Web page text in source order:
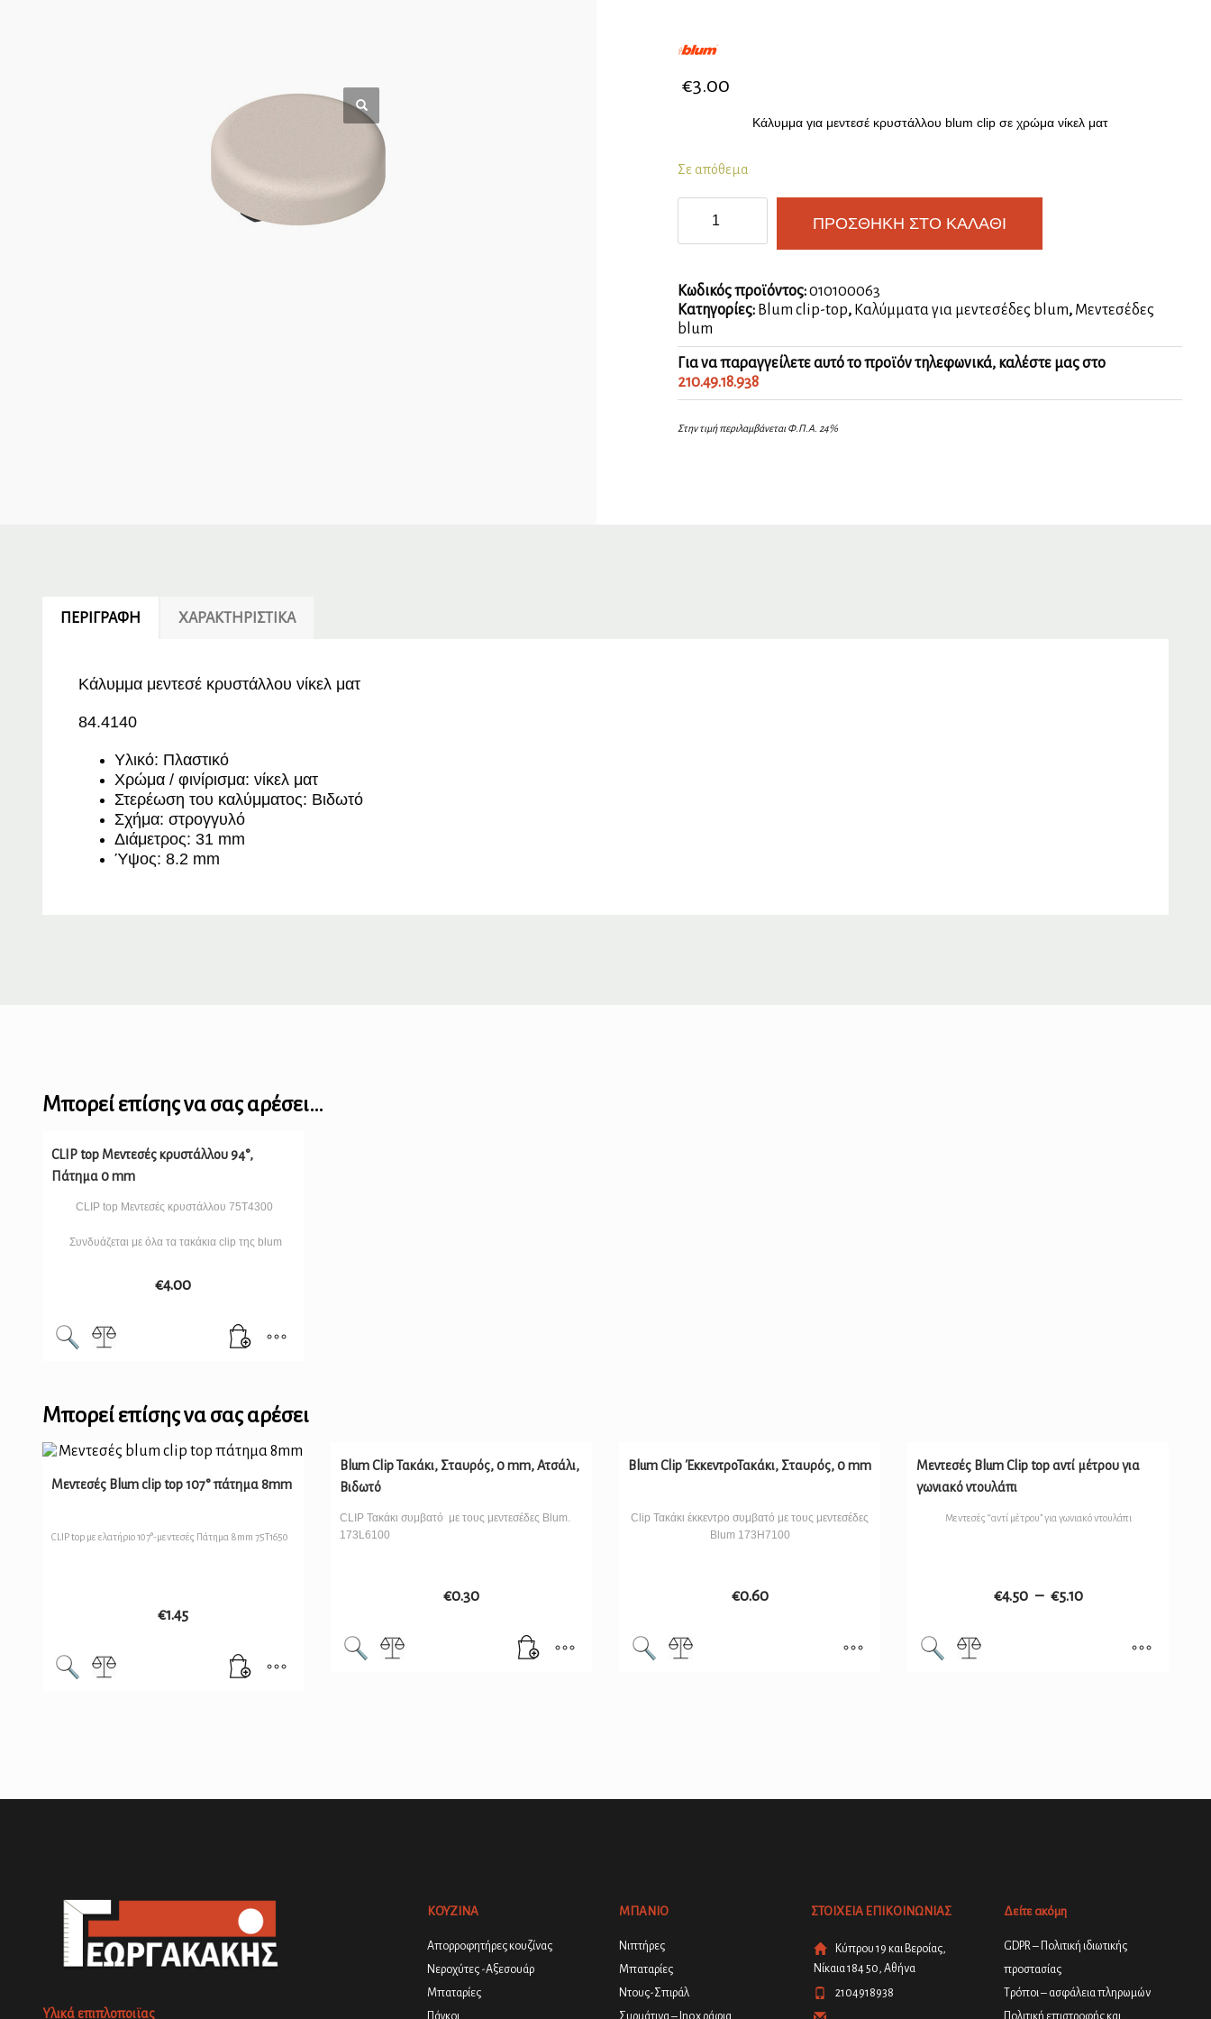
€3.00
Κάλυμμα για μεντεσέ κρυστάλλου blum clip σε χρώμα νίκελ ματ
Σε απόθεμα
μεντεσέ
κρυστάλλου
ματ
ποσότητα
ΠΡΟΣΘΉΚΗ ΣΤΟ ΚΑΛΆΘΙ
Κωδικός προϊόντος:010100063
Κατηγορίες: Blum clip-top, Καλύμματα για μεντεσέδες blum, Μεντεσέδες
blum
Για να παραγγείλετε αυτό το προϊόν τηλεφωνικά, καλέστε μας στο
210.49.18.938
Στην τιμή περιλαμβάνεται Φ.Π.Α. 24%
ΠΕΡΙΓΡΑΦΉ ΧΑΡΑΚΤΗΡΙΣΤΙΚΆ
Κάλυμμα μεντεσέ κρυστάλλου νίκελ ματ
84.4140
Υλικό: Πλαστικό
Χρώμα / φινίρισμα: νίκελ ματ
Στερέωση του καλύμματος: Βιδωτό
Σχήμα: στρογγυλό
Διάμετρος: 31 mm
Ύψος: 8.2 mm
Μπορεί επίσης να σας αρέσει…
CLIP top Μεντεσές κρυστάλλου 94°,
Πάτημα 0 mm
CLIP top Μεντεσές κρυστάλλου 75T4300
Συνδυάζεται με όλα τα τακάκια clip της blum
€4.00
Μπορεί επίσης να σας αρέσει
Μεντεσές Blum clip top 107° πάτημα 8mm
CLIP top με ελατήριο 107°-μεντεσές Πάτημα 8mm 75T1650
€1.45
Blum Clip Τακάκι, Σταυρός, 0 mm, Ατσάλι,
Βιδωτό
CLIP Τακάκι συμβατό με τους μεντεσέδες Blum.
173L6100
€0.30
Blum Clip ΈκκεντροΤακάκι, Σταυρός, 0 mm
Clip Τακάκι έκκεντρο συμβατό με τους μεντεσέδες
Blum 173H7100
€0.60
Μεντεσές Blum Clip top αντί μέτρου για
γωνιακό ντουλάπι
Μεντεσές “αντί μέτρου” για γωνιακό ντουλάπι
€4.50 – €5.10
Υλικά επιπλοποιϊας
ΚΟΥΖΙΝΑ
Απορροφητήρες κουζίνας
Νεροχύτες -Αξεσουάρ
Μπαταρίες
Πάγκοι
ΜΠΑΝΙΟ
Νιπτήρες
Μπαταρίες
Ντους-Σπιράλ
Συρμάτινα – Inox ράφια
ΣΤΟΙΧΕΙΑ ΕΠΙΚΟΙΝΩΝΙΑΣ
Κύπρου 19 και Βεροίας,
Νίκαια 184 50, Αθήνα
2104918938
Δείτε ακόμη
GDPR – Πολιτική ιδιωτικής
προστασίας
Τρόποι – ασφάλεια πληρωμών
Πολιτική επιστροφής και